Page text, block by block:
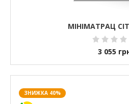
МІНІМАТРАЦ
3 055
ЗНИЖКА 40%